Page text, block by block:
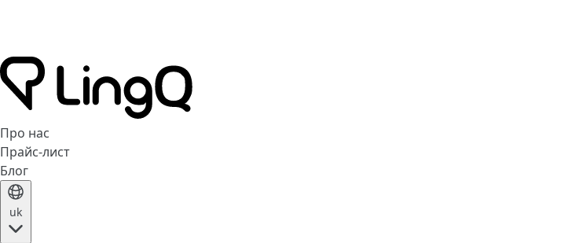
Про нас
Прайс-лист
Блог
uk